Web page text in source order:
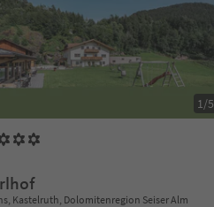
1/5
Kastelruth, Dolomitenregion Seiser Alm